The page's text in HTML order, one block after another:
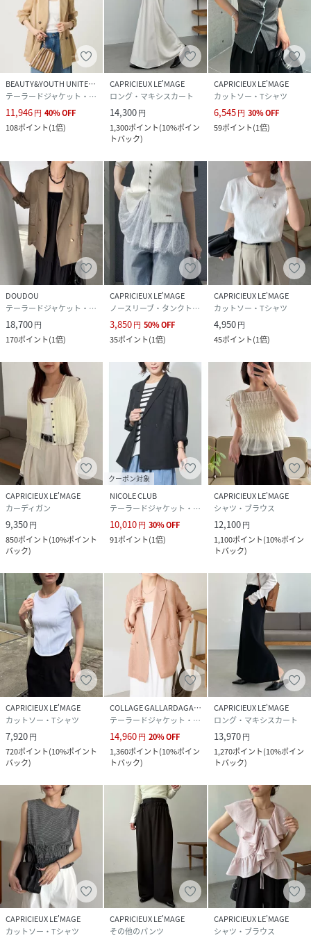
※濃色製品は、色移りすることがありますので、他の物と分
けて洗濯してください。
▼商品のお気に入り登録
完売カラーの再入荷通知や、ラスト1点の通知、セールの通
知も受け取ることができます。
▼ブランドのお気に入り登録
新商品や再入荷など、いち早くブランドのお得な情報を受け
取ることができます。
性別タイプ レディース
原産国 中国
素材 ポリエステル 100%
サイズ 36、38
品番
RU9720_LEZ1061407A0001
LEZ1061407A0001-f-6 RU9720)
BEAUTY&YOUTH UNITED ARROWS
テーラードジャケット・ブレザー
11,946円 40%OFF
108ポイント(1倍)
CAPRICIEUX LE'MAGE
ロング・マキシスカート
14,300円
1,300ポイント(10%ポイン
トバック)
CAPRICIEUX LE'MAGE
カットソー・Tシャツ
6,545円 30%OFF
59ポイント(1倍)
DOUDOU
テーラードジャケット・ブレザー
18,700円
170ポイント(1倍)
CAPRICIEUX LE'MAGE
ノースリーブ・タンクトップ
3,850円 50%OFF
35ポイント(1倍)
CAPRICIEUX LE'MAGE
カットソー・Tシャツ
4,950円
45ポイント(1倍)
CAPRICIEUX LE'MAGE
カーディガン
9,350円
850ポイント(10%ポイント
バック)
クーポン対象
NICOLE CLUB
テーラードジャケット・ブレザー
10,010円 30%OFF
91ポイント(1倍)
CAPRICIEUX LE'MAGE
シャツ・ブラウス
12,100円
1,100ポイント(10%ポイン
トバック)
CAPRICIEUX LE'MAGE
カットソー・Tシャツ
7,920円
720ポイント(10%ポイント
バック)
COLLAGE GALLARDAGALANTE
テーラードジャケット・ブレザー
14,960円 20%OFF
1,360ポイント(10%ポイン
トバック)
CAPRICIEUX LE'MAGE
ロング・マキシスカート
13,970円
1,270ポイント(10%ポイン
トバック)
CAPRICIEUX LE'MAGE
カットソー・Tシャツ
CAPRICIEUX LE'MAGE
その他のパンツ
CAPRICIEUX LE'MAGE
シャツ・ブラウス